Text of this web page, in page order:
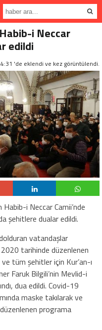
i Neccar
edildi
'de eklendi ve kez görüntülendi.
Habib-i Neccar Camii’nde
şehitlere dualar edildi.
vatandaşlar
tarihinde düzenlenen
tüm şehitler için Kur’an-ı
Faruk Bilgili’nin Mevlid-i
dua edildi. Covid-19
maske takılarak ve
programa